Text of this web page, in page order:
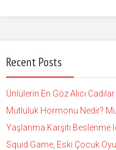
Recent Posts
Ünlülerin En Göz Alıcı
Mutluluk Hormonu Nedir?
Yaşlanma Karşıtı Beslenme
Squid Game, Eski Çocuk